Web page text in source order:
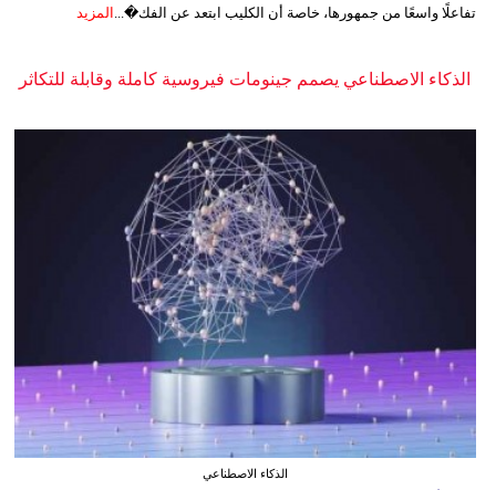
تفاعلًا واسعًا من جمهورها، خاصة أن الكليب ابتعد عن الفك�... المزيد
الذكاء الاصطناعي يصمم جينومات فيروسية كاملة وقابلة للتكاثر
الذكاء الاصطناعي